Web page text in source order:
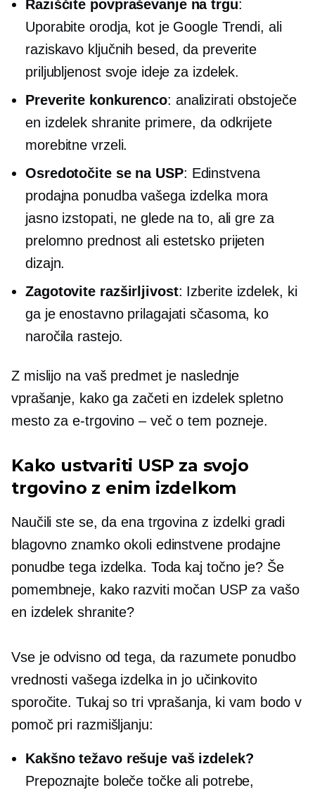
Raziščite povpraševanje na trgu:
Uporabite orodja, kot je Google Trendi, ali
raziskavo ključnih besed, da preverite
priljubljenost svoje ideje za izdelek.
Preverite konkurenco: analizirati obstoječe
en izdelek shranite primere, da odkrijete
morebitne vrzeli.
Osredotočite se na USP: Edinstvena
prodajna ponudba vašega izdelka mora
jasno izstopati, ne glede na to, ali gre za
prelomno prednost ali estetsko prijeten
dizajn.
Zagotovite razširljivost: Izberite izdelek, ki
ga je enostavno prilagajati sčasoma, ko
naročila rastejo.
Z mislijo na vaš predmet je naslednje
vprašanje, kako ga začetien izdelekspletno
mesto za e-trgovino – več o tem pozneje.
Kako ustvariti USP za svojo
trgovino z enim izdelkom
Naučili ste se, da ena trgovina z izdelki gradi
blagovno znamko okoli edinstvene prodajne
ponudbe tega izdelka. Toda kaj točno je? Še
pomembneje, kako razviti močan USP za vašo
en izdelek shranite?
Vse je odvisno od tega, da razumete ponudbo
vrednosti vašega izdelka in jo učinkovito
sporočite. Tukaj so tri vprašanja, ki vam bodo v
pomoč pri razmišljanju:
Kakšno težavo rešuje vaš izdelek?
Prepoznajte boleče točke ali potrebe,